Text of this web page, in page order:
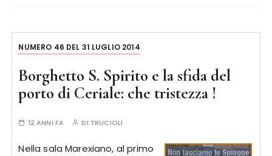
NUMERO 46 DEL 31 LUGLIO 2014
Borghetto S. Spirito e la sfida del
porto di Ceriale: che tristezza !
12 ANNI FA DI TRUCIOLI
Nella sala Marexiano, al primo